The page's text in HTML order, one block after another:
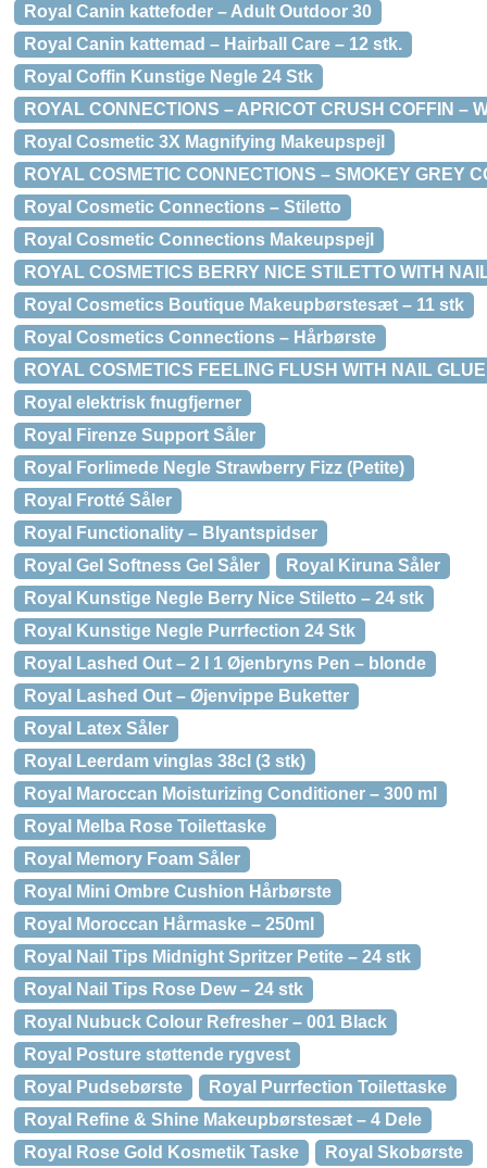
Royal Canin kattefoder – Adult Outdoor 30
Royal Canin kattemad – Hairball Care – 12 stk.
Royal Coffin Kunstige Negle 24 Stk
ROYAL CONNECTIONS – APRICOT CRUSH COFFIN –
Royal Cosmetic 3X Magnifying Makeupspejl
ROYAL COSMETIC CONNECTIONS – SMOKEY GREY
Royal Cosmetic Connections – Stiletto
Royal Cosmetic Connections Makeupspejl
ROYAL COSMETICS BERRY NICE STILETTO WITH
Royal Cosmetics Boutique Makeupbørstesæt – 11 stk
Royal Cosmetics Connections – Hårbørste
ROYAL COSMETICS FEELING FLUSH WITH NAIL
Royal elektrisk fnugfjerner
Royal Firenze Support Såler
Royal Forlimede Negle Strawberry Fizz (Petite)
Royal Frotté Såler
Royal Functionality – Blyantspidser
Royal Gel Softness Gel Såler
Royal Kiruna Såler
Royal Kunstige Negle Berry Nice Stiletto – 24 stk
Royal Kunstige Negle Purrfection 24 Stk
Royal Lashed Out – 2 I 1 Øjenbryns Pen – blonde
Royal Lashed Out – Øjenvippe Buketter
Royal Latex Såler
Royal Leerdam vinglas 38cl (3 stk)
Royal Maroccan Moisturizing Conditioner – 300 ml
Royal Melba Rose Toilettaske
Royal Memory Foam Såler
Royal Mini Ombre Cushion Hårbørste
Royal Moroccan Hårmaske – 250ml
Royal Nail Tips Midnight Spritzer Petite – 24 stk
Royal Nail Tips Rose Dew – 24 stk
Royal Nubuck Colour Refresher – 001 Black
Royal Posture støttende rygvest
Royal Pudsebørste
Royal Purrfection Toilettaske
Royal Refine & Shine Makeupbørstesæt – 4 Dele
Royal Rose Gold Kosmetik Taske
Royal Skobørste